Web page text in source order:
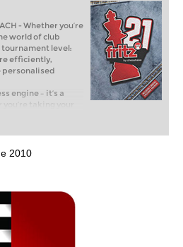
- Whether you’re
world of club
tournament level:
efficiently,
personalised
engine – it’s a
taking your
chess, or already
FRITZ, you can
and with a
ever before.
2010